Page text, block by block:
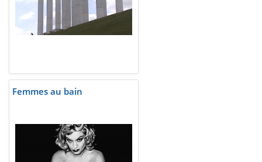
Femmes au bain